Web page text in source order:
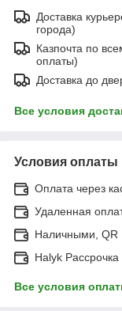
Доставка
города)
Казпочта по
оплаты)
Доставка до
Все условия
Условия оплаты
Оплата через
Удаленная
Наличными, QR
Halyk Рассрочка
Все условия